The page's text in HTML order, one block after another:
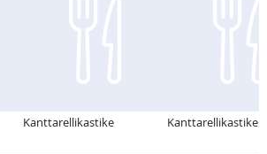
Kanttarellikastike Kanttarellikastike